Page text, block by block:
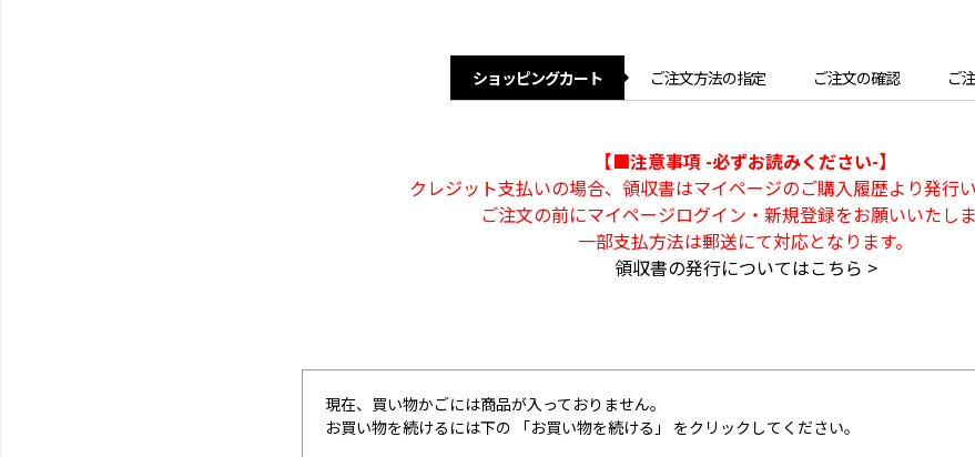
ショッピングカート ご注文方法の指定 ご注文の確認 ご
【■注意事項 -必ずお読みください-】
クレジット支払いの場合、領収書はマイページのご購入履歴より発行い
ご注文の前にマイページログイン・新規登録をお願いいたしま
一部支払方法は郵送にて対応となります。
領収書の発行についてはこちら >
現在、買い物かごには商品が入っておりません。
お買い物を続けるには下の 「お買い物を続ける」 をクリックしてください。